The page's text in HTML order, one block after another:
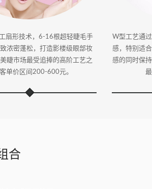
扇形技术，6-16根超轻睫毛手
致浓密蓬松，打造影楼级眼部妆
睫市场最受追捧的高阶工艺之
单价区间200-600元。
W型工艺通
感，特别适
感的同时保
合